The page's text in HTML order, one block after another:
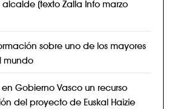
(texto Zalla Info marzo
sobre uno de los mayores
mundo
en Gobierno Vasco un recurso
del proyecto de Euskal Haizie